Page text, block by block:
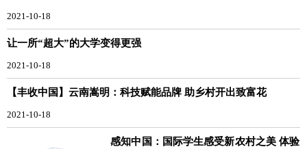
2021-10-18
让一所“超大”的大学变得更强
2021-10-18
【丰收中国】云南嵩明：科技赋能品牌 助乡村开出致富花
2021-10-18
感知中国：国际学生感受新农村之美 体验